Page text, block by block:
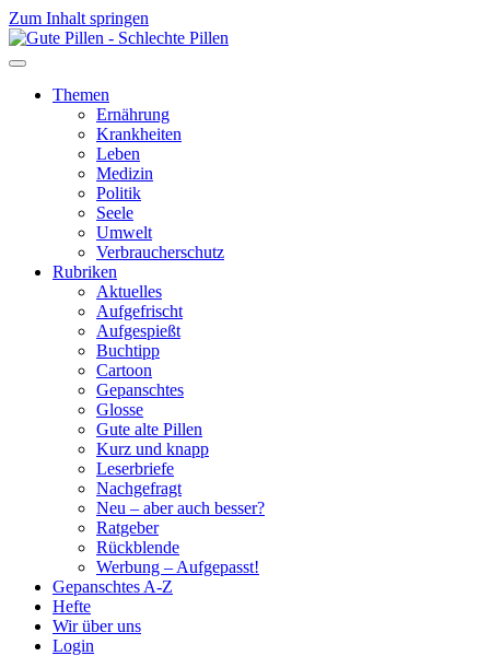
Zum Inhalt springen
Themen
Ernährung
Krankheiten
Leben
Medizin
Politik
Seele
Umwelt
Verbraucherschutz
Rubriken
Aktuelles
Aufgefrischt
Aufgespießt
Buchtipp
Cartoon
Gepanschtes
Glosse
Gute alte Pillen
Kurz und knapp
Leserbriefe
Nachgefragt
Neu – aber auch besser?
Ratgeber
Rückblende
Werbung – Aufgepasst!
Gepanschtes A-Z
Hefte
Wir über uns
Login